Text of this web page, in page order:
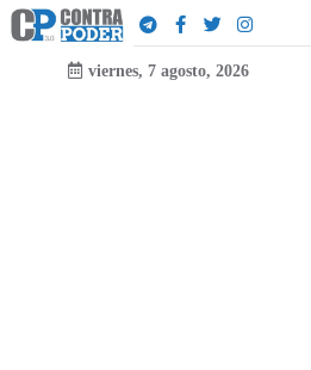
viernes, 7 agosto, 2026